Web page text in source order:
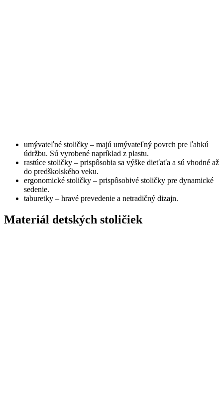
umývateľné stoličky – majú umývateľný povrch pre ľahkú
údržbu. Sú vyrobené napríklad z plastu.
rastúce stoličky – prispôsobia sa výške dieťaťa a sú vhodné až
do predškolského veku.
ergonomické stoličky – prispôsobivé stoličky pre dynamické
sedenie.
taburetky – hravé prevedenie a netradičný dizajn.
Materiál detských stoličiek